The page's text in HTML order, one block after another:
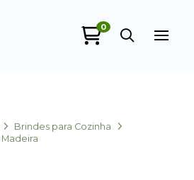
0
Brindes para Cozinha